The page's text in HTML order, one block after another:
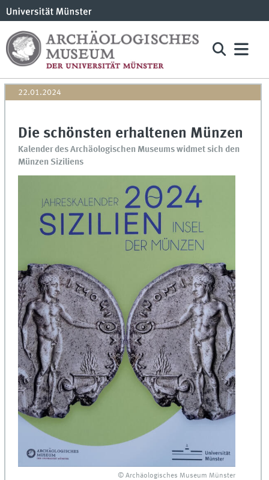
22.01.2024
Die schönsten erhaltenen Münzen
Kalender des Archäologischen Museums widmet sich den
Münzen Siziliens
© Archäologisches Museum Münster